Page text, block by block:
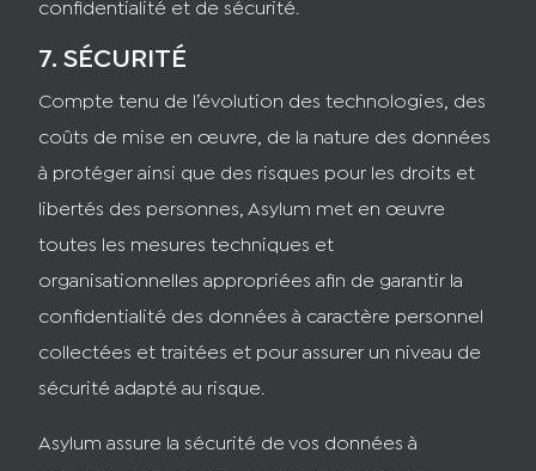
confidentialité et de sécurité.
7. SÉCURITÉ
Compte tenu de l’évolution des technologies, des
coûts de mise en œuvre, de la nature des données
à protéger ainsi que des risques pour les droits et
libertés des personnes, Asylum met en œuvre
toutes les mesures techniques et
organisationnelles appropriées afin de garantir la
confidentialité des données à caractère personnel
collectées et traitées et pour assurer un niveau de
sécurité adapté au risque.
Asylum assure la sécurité de vos données à